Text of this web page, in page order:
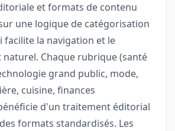
et formats de contenu
une logique de catégorisation
facilite la navigation et le
Chaque rubrique (santé
grand public, mode,
cuisine, finances
d'un traitement éditorial
formats standardisés. Les